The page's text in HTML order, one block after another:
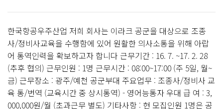
한국항공우주산업 저희 회사는 이라크 공군을 대상으로 조종
사/정비사교육을 수행함에 있어 원활한 의사소통을 위해 아랍
어 통역인력을 확보하고자 합니다 근무기간 : 16. 7. ~17. 2. 28
(추후 협의) 근무인원 : 1명 근무시간 : 08:00~17:00 (주 5일, 월~
금) 근무장소 : 광주/예천 공군부대 주요업무 : 조종사/정비사 교
육 통/번역 (교육시간 중 상시통역) - 영어능통자 우대 급 여 : 3,
000,000원/월 (초과근무 별도) 기타사항 : 현 모집인원 1명은 공